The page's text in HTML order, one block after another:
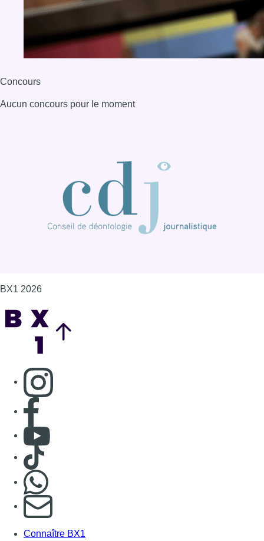
Concours
Aucun concours pour le moment
BX1 2026
Consulter page Instagram
Consulter page Facebook
Consulter Youtube
Consulter TikTok
S'abonner à notre newsletter
Connaître BX1